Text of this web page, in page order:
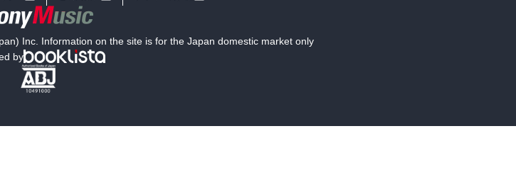
Inc. Information on the site is for the Japan domestic market only
by